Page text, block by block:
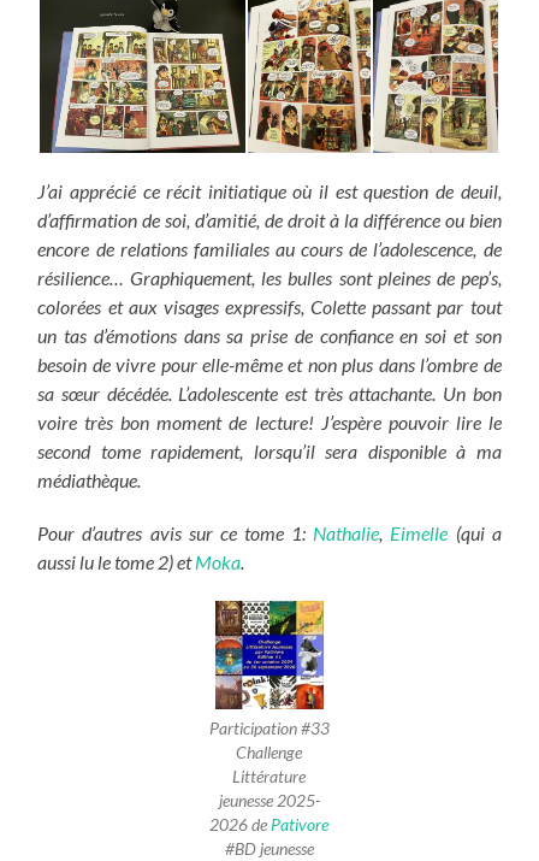
J’ai apprécié ce récit initiatique où il est question de deuil,
d’affirmation de soi, d’amitié, de droit à la différence ou bien
encore de relations familiales au cours de l’adolescence, de
résilience… Graphiquement, les bulles sont pleines de pep’s,
colorées et aux visages expressifs, Colette passant par tout
un tas d’émotions dans sa prise de confiance en soi et son
besoin de vivre pour elle-même et non plus dans l’ombre de
sa sœur décédée. L’adolescente est très attachante. Un bon
voire très bon moment de lecture! J’espère pouvoir lire le
second tome rapidement, lorsqu’il sera disponible à ma
médiathèque.
Pour d’autres avis sur ce tome 1: Nathalie Eimelle (qui a
aussi lu le tome 2) etMoka
Participation #33
Challenge
Littérature
jeunesse 2025-
2026 dePativore
#BD jeunesse